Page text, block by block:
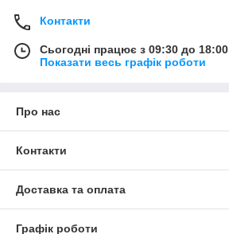
Контакти
Сьогодні працює з 09:30 до 18:00
Показати весь графік роботи
Про нас
Контакти
Доставка та оплата
Графік роботи